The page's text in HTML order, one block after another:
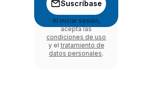
Suscríbase
Al iniciar sesión,
acepta las
condiciones de uso
y el tratamiento de
datos personales.